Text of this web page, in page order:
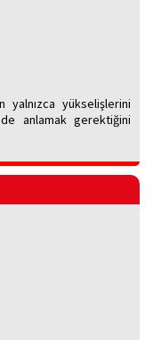
yükselişlerini
anlamak gerektiğini